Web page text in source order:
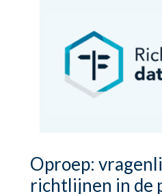
Oproep:
richtlijnen in de